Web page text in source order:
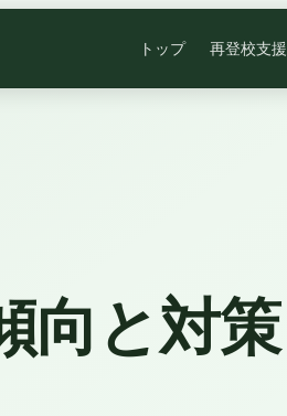
トップ 再登校支援
向と対策